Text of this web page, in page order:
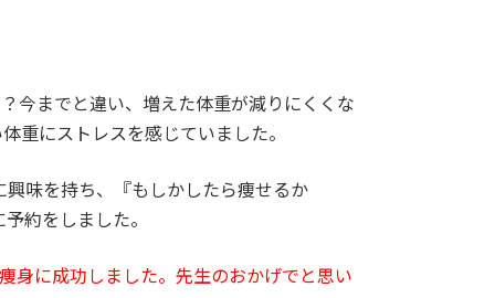
今までと違い、増えた体重が減りにくくな
重にストレスを感じていました。
味を持ち、『もしかしたら痩せるか
約をしました。
身に成功しました。先生のおかげでと思い